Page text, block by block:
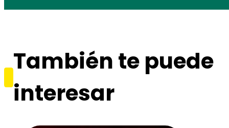
También te puede
interesar